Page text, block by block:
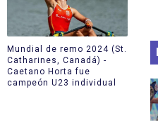
Mundial de remo 2024 (St.
Catharines, Canadá) -
Caetano Horta fue
campeón U23 individual